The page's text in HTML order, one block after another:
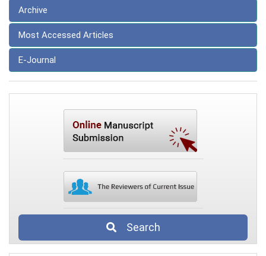
Archive
Most Accessed Articles
E-Journal
Search